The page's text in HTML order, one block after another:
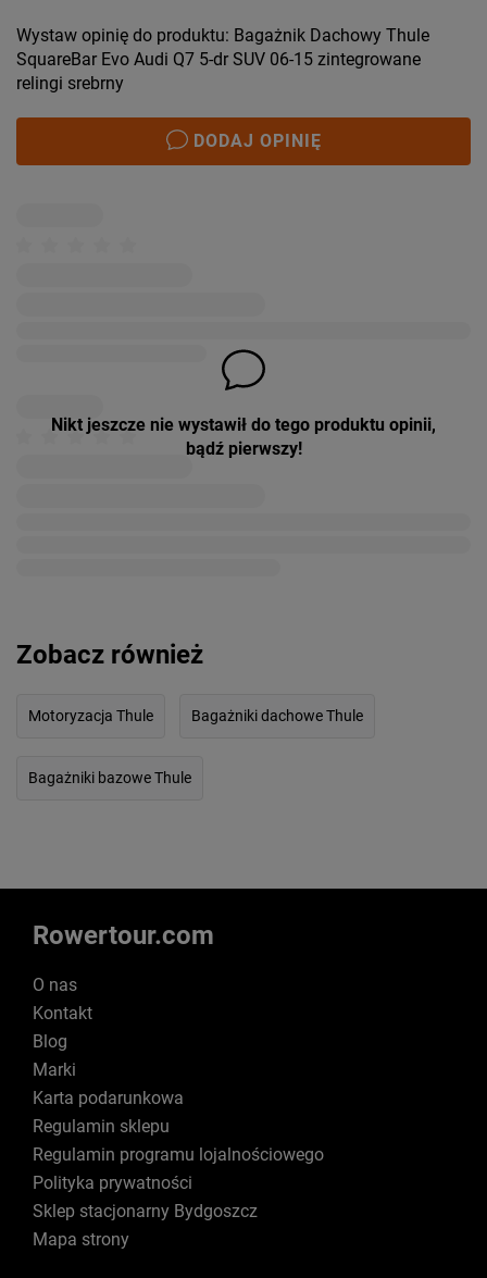
Wystaw opinię do produktu: Bagażnik Dachowy Thule
SquareBar Evo Audi Q7 5-dr SUV 06-15 zintegrowane
relingi srebrny
DODAJ OPINIĘ
Nikt jeszcze nie wystawił do tego produktu opinii,
bądź pierwszy!
Zobacz również
Motoryzacja Thule Bagażniki dachowe Thule
Bagażniki bazowe Thule
Rowertour.com
O nas
Kontakt
Blog
Marki
Karta podarunkowa
Regulamin sklepu
Regulamin programu lojalnościowego
Polityka prywatności
Sklep stacjonarny Bydgoszcz
Mapa strony